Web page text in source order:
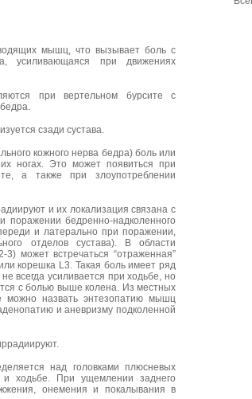
мышц, что вызывает боль с
усиливающаяся при движениях
при вертельном бурсите с
сзади сустава.
кожного нерва бедра) боль или
ногах. Это может появиться при
а также при злоупотреблении
и их локализация связана с
бедренно-надколенного
и латерально при поражении,
отделов сустава). В области
может встречаться “отраженная”
корешка L3. Такая боль имеет ряд
всегда усиливается при ходьбе, но
с болью выше колена. Из местных
можно назвать энтезопатию мышц
и аневризму подколенной
над головками плюсневых
ходьбе. При ущемлении заднего
онемения и покалывания в